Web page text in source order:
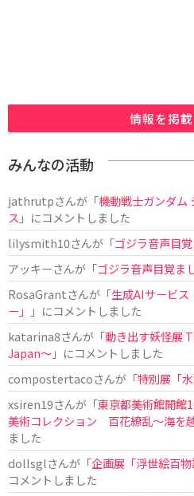
情報を掲
みんなの活動
jathrutpさんが「機動戦士ガンダム
ス 」にコメントしました
lilysmith10さんが「ゴジラ音声目
アッキーさんが「ゴジラ音声目覚ま
RosaGrantさんが「生成AIサービス
ー」
」にコメントしました
katarina8さんが「動き出す妖怪展
Japan〜」にコメントしました
compostertacoさんが「特別展「水
xsiren19さんが「東京都美術館開
美術コレクション 百花繚乱～海を
ました
dollsglさんが「企画展「浮世絵百
コメントしました